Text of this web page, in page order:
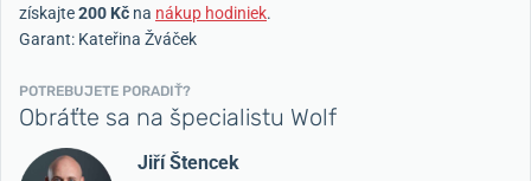
získajte200 Kč na nákup hodiniek.
Garant: Kateřina Žváček
POTREBUJETE PORADIŤ?
Obráťte sa na špecialistu Wolf
Jiří Štencek